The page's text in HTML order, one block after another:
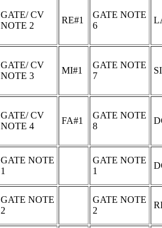
GATE/ CV
NOTE 2
RE#1
GATE NOTE
6
GATE/ CV
NOTE 3
MI#1
GATE NOTE
7
GATE/ CV
NOTE 4
FA#1
GATE NOTE
8
GATE NOTE
1
GATE NOTE
1
GATE NOTE
2
GATE NOTE
2